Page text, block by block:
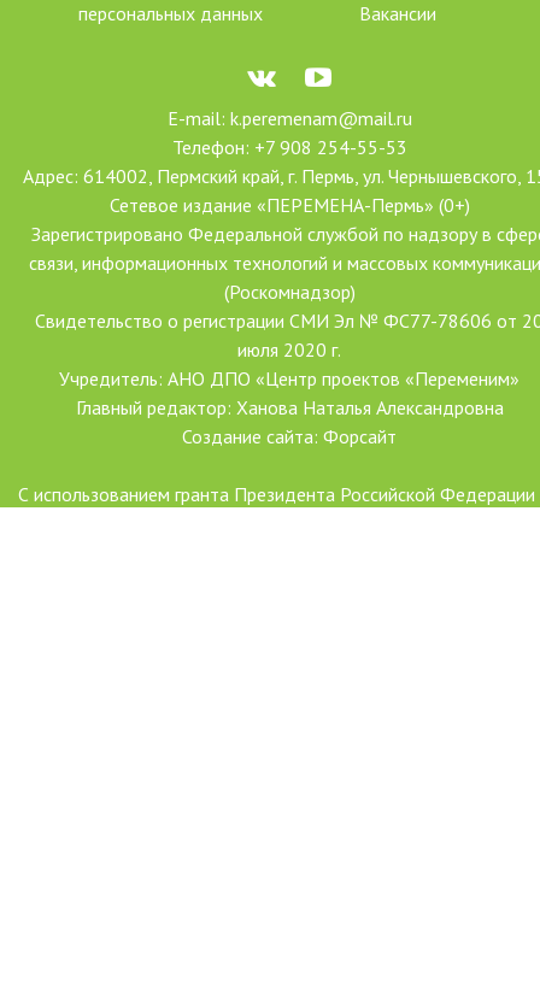
персональных данных
Вакансии
E-mail: k.peremenam@mail.ru
Телефон: +7 908 254-55-53
Адрес: 614002, Пермский край, г. Пермь, ул. Чернышевского,
Сетевое издание «ПЕРЕМЕНА-Пермь» (0+)
Зарегистрировано Федеральной службой по надзору в
связи, информационных технологий и массовых
(Роскомнадзор)
Свидетельство о регистрации СМИ Эл № ФС77-78606 от
июля 2020 г.
Учредитель: АНО ДПО «Центр проектов «Переменим»
Главный редактор: Ханова Наталья Александровна
Создание сайта: Форсайт
С использованием гранта Президента Российской Федерации